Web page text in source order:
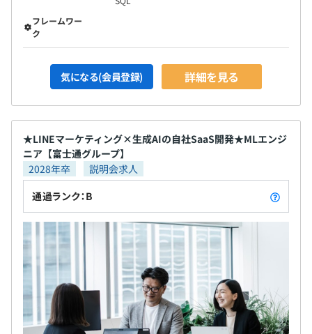
・SKILL-UP-AID
出来る制度があります。多くの社員が活用し、スキルアッ
プに努めています。
・BOOK-AID
業務に必要な書籍であれば、全額会社が購入サポートしま
す。
MacBook
アジャイル
3カ月（期間中、待遇の変更はありません）
フレームワー
ク
気になる(会員登録) 詳細を見る
★LINEマーケティング×生成AIの自社SaaS開発★MLエンジ
ニア【富士通グループ】
2028年卒
説明会求人
通過ランク：B